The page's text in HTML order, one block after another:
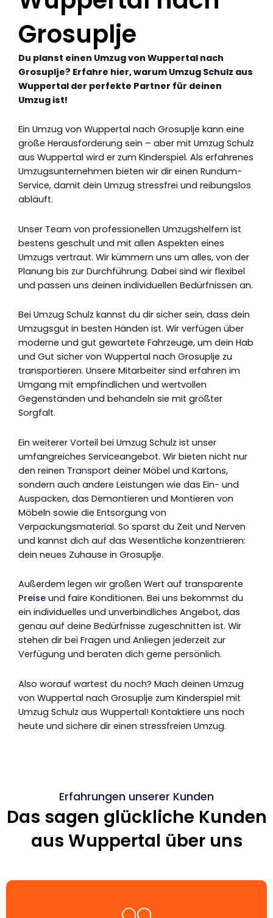
Grosuplje
Du planst einen Umzug von Wuppertal nach
Grosuplje? Erfahre hier, warum Umzug Schulz aus
Wuppertal der perfekte Partner für deinen
Umzug ist!
Ein Umzug von Wuppertal nach Grosuplje kann eine
große Herausforderung sein – aber mit Umzug Schulz
aus Wuppertal wird er zum Kinderspiel. Als erfahrenes
Umzugsunternehmen bieten wir dir einen Rundum-
Service, damit dein Umzug stressfrei und reibungslos
abläuft.
Unser Team von professionellen Umzugshelfern ist
bestens geschult und mit allen Aspekten eines
Umzugs vertraut. Wir kümmern uns um alles, von der
Planung bis zur Durchführung. Dabei sind wir flexibel
und passen uns deinen individuellen Bedürfnissen an.
Bei Umzug Schulz kannst du dir sicher sein, dass dein
Umzugsgut in besten Händen ist. Wir verfügen über
moderne und gut gewartete Fahrzeuge, um dein Hab
und Gut sicher von Wuppertal nach Grosuplje zu
transportieren. Unsere Mitarbeiter sind erfahren im
Umgang mit empfindlichen und wertvollen
Gegenständen und behandeln sie mit größter
Sorgfalt.
Ein weiterer Vorteil bei Umzug Schulz ist unser
umfangreiches Serviceangebot. Wir bieten nicht nur
den reinen Transport deiner Möbel und Kartons,
sondern auch andere Leistungen wie das Ein- und
Auspacken, das Demontieren und Montieren von
Möbeln sowie die Entsorgung von
Verpackungsmaterial. So sparst du Zeit und Nerven
und kannst dich auf das Wesentliche konzentrieren:
dein neues Zuhause in Grosuplje.
Außerdem legen wir großen Wert auf transparente
Preise und faire Konditionen. Bei uns bekommst du
ein individuelles und unverbindliches Angebot, das
genau auf deine Bedürfnisse zugeschnitten ist. Wir
stehen dir bei Fragen und Anliegen jederzeit zur
Verfügung und beraten dich gerne persönlich.
Also worauf wartest du noch? Mach deinen Umzug
von Wuppertal nach Grosuplje zum Kinderspiel mit
Umzug Schulz aus Wuppertal! Kontaktiere uns noch
heute und sichere dir einen stressfreien Umzug.
Erfahrungen unserer Kunden
Das sagen glückliche Kunden
aus Wuppertal über uns